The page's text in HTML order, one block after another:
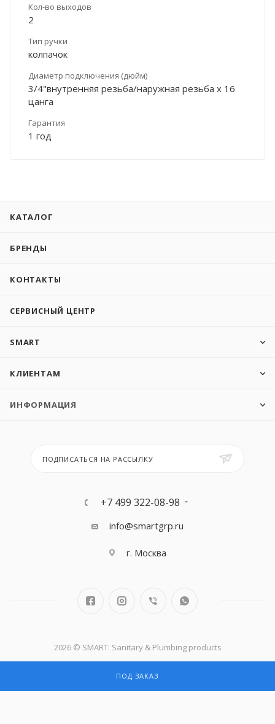
ПОД ЗАКАЗ
Кол-во выходов
2
Тип ручки
колпачок
Диаметр подключения (дюйм)
3/4"внутренняя резьба/наружная резьба х 16
цанга
Гарантия
1 год
КАТАЛОГ
БРЕНДЫ
КОНТАКТЫ
СЕРВИСНЫЙ ЦЕНТР
SMART
КЛИЕНТАМ
ИНФОРМАЦИЯ
ПОДПИСАТЬСЯ НА РАССЫЛКУ
+7 499 322-08-98
info@smartgrp.ru
г. Москва
2026 © SMART: Sanitary & Plumbing products